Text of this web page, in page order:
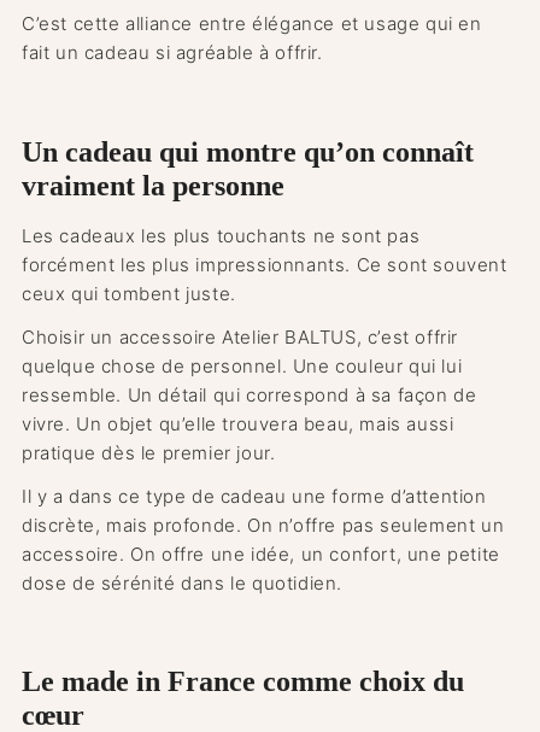
C’est cette alliance entre élégance et usage qui en
fait un cadeau si agréable à offrir.
Un cadeau qui montre qu’on connaît
vraiment la personne
Les cadeaux les plus touchants ne sont pas
forcément les plus impressionnants. Ce sont souvent
ceux qui tombent juste.
Choisir un accessoire Atelier BALTUS, c’est offrir
quelque chose de personnel. Une couleur qui lui
ressemble. Un détail qui correspond à sa façon de
vivre. Un objet qu’elle trouvera beau, mais aussi
pratique dès le premier jour.
Il y a dans ce type de cadeau une forme d’attention
discrète, mais profonde. On n’offre pas seulement un
accessoire. On offre une idée, un confort, une petite
dose de sérénité dans le quotidien.
Le made in France comme choix du
cœur